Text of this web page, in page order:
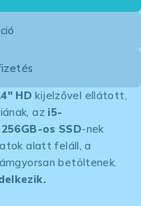
HDkijelzővel ellátott,
az i5-
256GB-os SSD-nek
alatt feláll, a
betöltenek.